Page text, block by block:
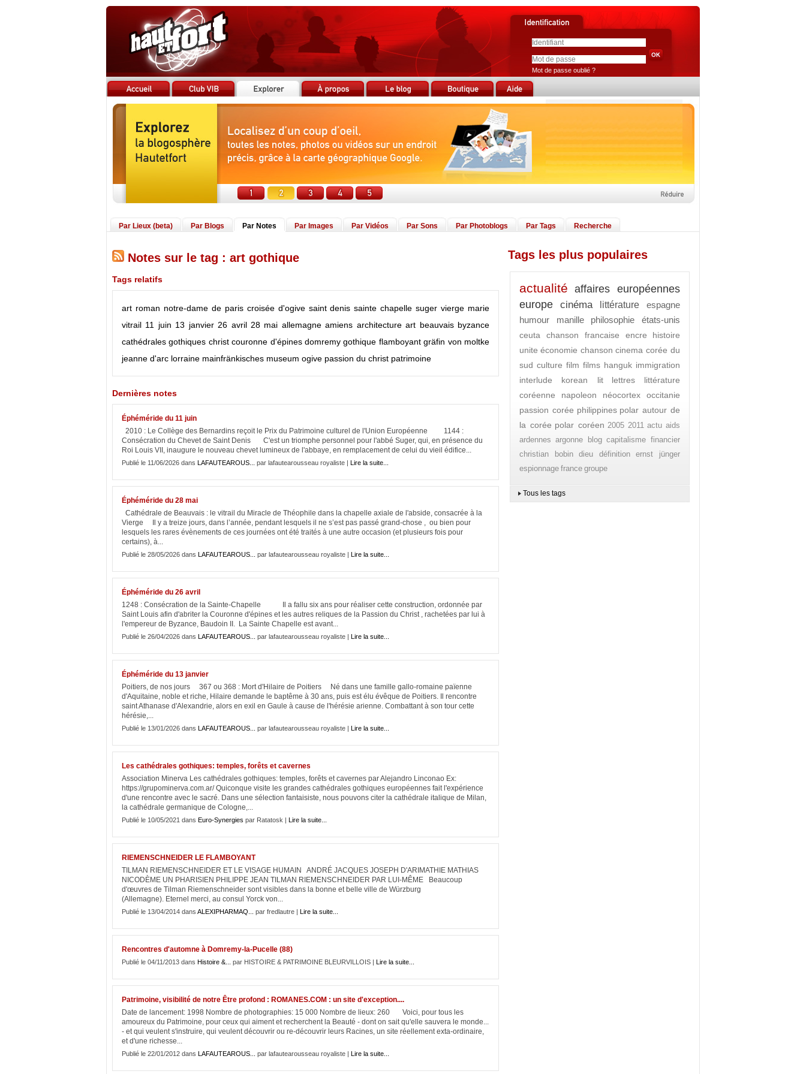
Mot de passe oublié ?
Par Lieux (beta) Par Blogs Par Notes Par Images Par Vidéos Par Sons Par Photoblogs Par Tags Recherche
Notes sur le tag : art gothique
Tags relatifs
art roman notre-dame de paris croisée d'ogive saint denis sainte chapelle suger vierge marie
vitrail 11 juin 13 janvier 26 avril 28 mai allemagne amiens architecture art beauvais byzance
cathédrales gothiques christ couronne d'épines domremy gothique flamboyant gräfin von moltke
jeanne d'arc lorraine mainfränkisches museum ogive passion du christ patrimoine
Dernières notes
Éphéméride du 11 juin
2010 : Le Collège des Bernardins reçoit le Prix du Patrimoine culturel de l'Union Européenne 1144 :
Consécration du Chevet de Saint Denis C'est un triomphe personnel pour l'abbé Suger, qui, en présence du
Roi Louis VII, inaugure le nouveau chevet lumineux de l'abbaye, en remplacement de celui du vieil édifice...
Publié le 11/06/2026 dans LAFAUTEAROUS... par lafautearousseau royaliste | Lire la suite...
Éphéméride du 28 mai
Cathédrale de Beauvais : le vitrail du Miracle de Théophile dans la chapelle axiale de l'abside, consacrée à la
Vierge Il y a treize jours, dans l’année, pendant lesquels il ne s’est pas passé grand-chose , ou bien pour
lesquels les rares évènements de ces journées ont été traités à une autre occasion (et plusieurs fois pour
certains), à...
Publié le 28/05/2026 dans LAFAUTEAROUS... par lafautearousseau royaliste | Lire la suite...
Éphéméride du 26 avril
1248 : Consécration de la Sainte-Chapelle Il a fallu six ans pour réaliser cette construction, ordonnée par
Saint Louis afin d'abriter la Couronne d'épines et les autres reliques de la Passion du Christ , rachetées par lui à
l'empereur de Byzance, Baudoin II. La Sainte Chapelle est avant...
Publié le 26/04/2026 dans LAFAUTEAROUS... par lafautearousseau royaliste | Lire la suite...
Éphéméride du 13 janvier
Poitiers, de nos jours 367 ou 368 : Mort d'Hilaire de Poitiers Né dans une famille gallo-romaine païenne
d'Aquitaine, noble et riche, Hilaire demande le baptême à 30 ans, puis est élu évêque de Poitiers. Il rencontre
saint Athanase d'Alexandrie, alors en exil en Gaule à cause de l'hérésie arienne. Combattant à son tour cette
hérésie,...
Publié le 13/01/2026 dans LAFAUTEAROUS... par lafautearousseau royaliste | Lire la suite...
Les cathédrales gothiques: temples, forêts et cavernes
Association Minerva Les cathédrales gothiques: temples, forêts et cavernes par Alejandro Linconao Ex:
https://grupominerva.com.ar/ Quiconque visite les grandes cathédrales gothiques européennes fait l'expérience
d'une rencontre avec le sacré. Dans une sélection fantaisiste, nous pouvons citer la cathédrale italique de Milan,
la cathédrale germanique de Cologne,...
Publié le 10/05/2021 dans Euro-Synergies par Ratatosk | Lire la suite...
RIEMENSCHNEIDER LE FLAMBOYANT
TILMAN RIEMENSCHNEIDER ET LE VISAGE HUMAIN ANDRÉ JACQUES JOSEPH D'ARIMATHIE MATHIAS
NICODÈME UN PHARISIEN PHILIPPE JEAN TILMAN RIEMENSCHNEIDER PAR LUI-MÊME Beaucoup
d'œuvres de Tilman Riemenschneider sont visibles dans la bonne et belle ville de Würzburg
(Allemagne). Eternel merci, au consul Yorck von...
Publié le 13/04/2014 dans ALEXIPHARMAQ... par fredlautre | Lire la suite...
Rencontres d'automne à Domremy-la-Pucelle (88)
Publié le 04/11/2013 dans Histoire &... par HISTOIRE & PATRIMOINE BLEURVILLOIS | Lire la suite...
Patrimoine, visibilité de notre Être profond : ROMANES.COM : un site d'exception....
Date de lancement: 1998 Nombre de photographies: 15 000 Nombre de lieux: 260 Voici, pour tous les
amoureux du Patrimoine, pour ceux qui aiment et recherchent la Beauté - dont on sait qu'elle sauvera le monde...
- et qui veulent s'instruire, qui veulent découvrir ou re-découvrir leurs Racines, un site réellement exta-ordinaire,
et d'une richesse...
Publié le 22/01/2012 dans LAFAUTEAROUS... par lafautearousseau royaliste | Lire la suite...
Tags les plus populaires
actualité affaires européennes
europe
cinéma littérature
espagne
humour
manille philosophie états-unis
ceuta chanson francaise encre
histoire
unite économie chanson cinema corée du
sud culture film films hanguk immigration
interlude
korean lit lettres
littérature
coréenne
napoleon néocortex
occitanie
passion corée philippines polar autour de
la corée polar coréen 2005 2011 actu aids
ardennes argonne blog capitalisme financier
christian bobin
dieu définition
ernst jünger
espionnage france groupe
Tous les tags